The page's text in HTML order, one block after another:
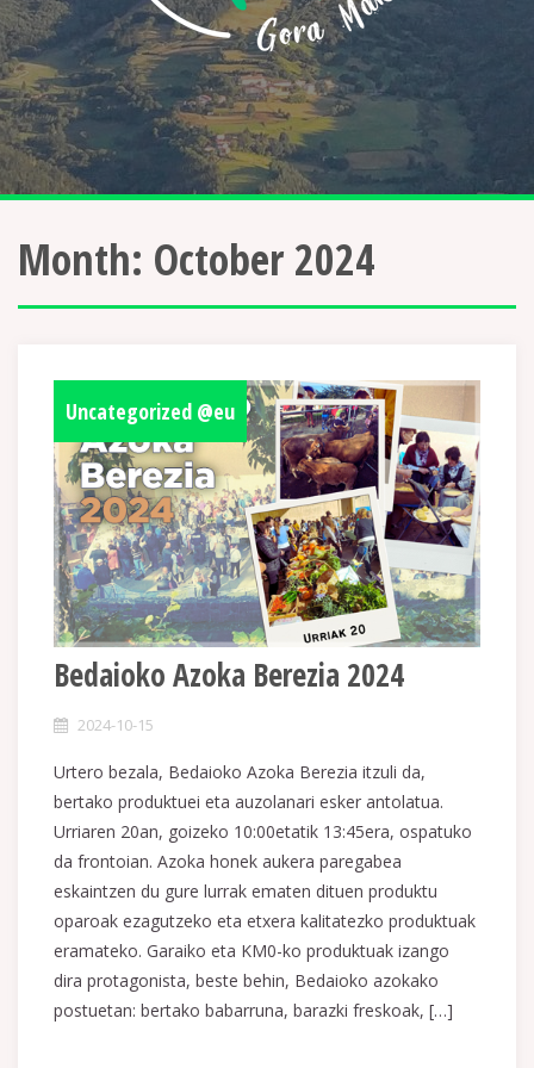
Month: October 2024
Uncategorized @eu
Bedaioko Azoka Berezia 2024
2024-10-15
Urtero bezala, Bedaioko Azoka Berezia itzuli da,
bertako produktuei eta auzolanari esker antolatua.
Urriaren 20an, goizeko 10:00etatik 13:45era, ospatuko
da frontoian. Azoka honek aukera paregabea
eskaintzen du gure lurrak ematen dituen produktu
oparoak ezagutzeko eta etxera kalitatezko produktuak
eramateko. Garaiko eta KM0-ko produktuak izango
dira protagonista, beste behin, Bedaioko azokako
postuetan: bertako babarruna, barazki freskoak, […]